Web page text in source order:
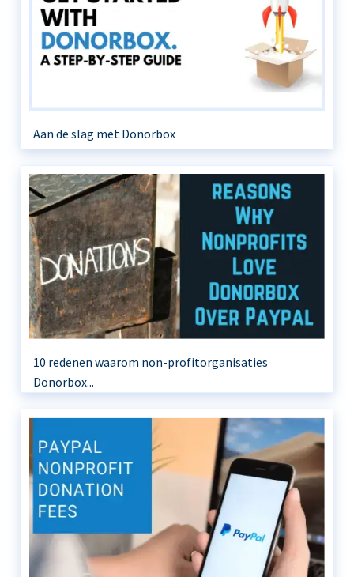
Aan de slag met Donorbox
10 redenen waarom non-profitorganisaties
Donorbox...